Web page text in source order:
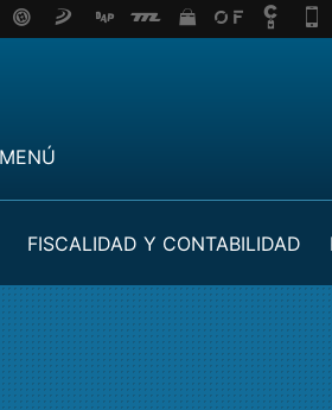
MENÚ
FISCALIDAD Y CONTABILIDAD